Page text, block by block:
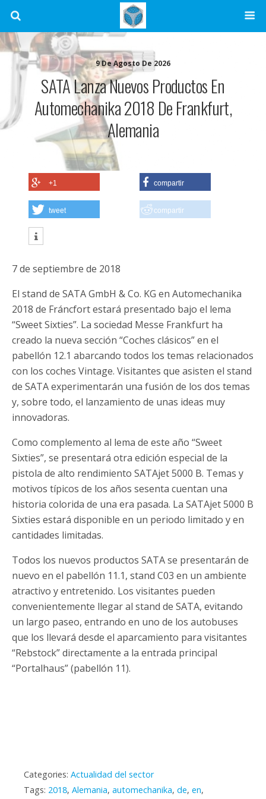
9 De Agosto De 2026
SATA Lanza Nuevos Productos En
Automechanika 2018 De Frankfurt,
Alemania
+1 compartir
tweet compartir
7 de septiembre de 2018
El stand de SATA GmbH & Co. KG en Automechanika
2018 de Fráncfort estará presentado bajo el lema
“Sweet Sixties”. La sociedad Messe Frankfurt ha
creado la nueva sección “Coches clásicos” en el
pabellón 12.1 abarcando todos los temas relacionados
con los coches Vintage. Visitantes que asisten el stand
de SATA experimentarán una fusión de los dos temas
y, sobre todo, el lanzamiento de unas ideas muy
innovadoras.
Como complemento al lema de este año “Sweet
Sixties”, se presentará otra edición especial de la
pistola de alto rendimiento SATAjet 5000 B. Temas y
motivos típicos de los años sesenta cuentan una
historia colorida de una era pasada. La SATAjet 5000 B
Sixties estará disponible en un periodo limitado y en
cantidades limitadas.
Todos los nuevos productos SATA se presentarán de
nuevo en el pabellón 11.1, stand C03 en un ambiente
atractivo y entretenido. Los visitantes pueden
convenientemente llegar al stand de SATA, evitando
un largo paseo, entrando en uno de los autobuses
que los llevará desde el aparcamiento para visitantes
“Rebstock” directamente a la entrada principal
“Portalhaus” (pabellón 11).
Categories: Actualidad del sector
Tags: 2018, Alemania, automechanika, de, en,